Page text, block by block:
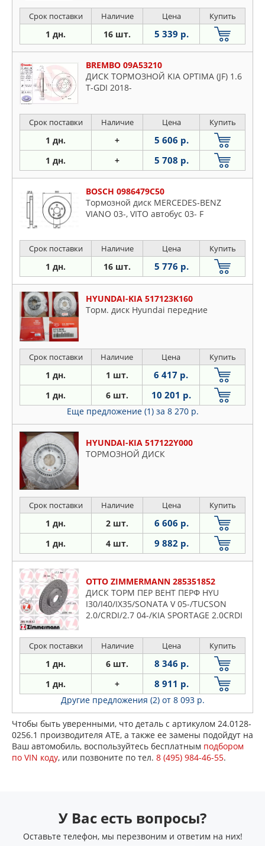
Срок поставки Наличие Цена Купить
1 дн. 16 шт. 5 339 р.
BREMBO 09A53210
ДИСК ТОРМОЗНОЙ KIA OPTIMA (JF) 1.6
T-GDI 2018-
Срок поставки Наличие Цена Купить
1 дн. + 5 606 р.
1 дн. + 5 708 р.
BOSCH 0986479C50
Тормозной диск MERCEDES-BENZ
VIANO 03-, VITO автобус 03- F
Срок поставки Наличие Цена Купить
1 дн. 16 шт. 5 776 р.
HYUNDAI-KIA 517123K160
Торм. диск Hyundai передние
Срок поставки Наличие Цена Купить
1 дн. 1 шт. 6 417 р.
1 дн. 6 шт. 10 201 р.
Еще предложение (1) за 8 270 р.
HYUNDAI-KIA 517122Y000
ТОРМОЗНОЙ ДИСК
Срок поставки Наличие Цена Купить
1 дн. 2 шт. 6 606 р.
1 дн. 4 шт. 9 882 р.
OTTO ZIMMERMANN 285351852
ДИСК ТОРМ ПЕР ВЕНТ ПЕРФ HYU
I30/I40/IX35/SONATA V 05-/TUCSON
2.0/CRDI/2.7 04-/KIA SPORTAGE 2.0CRDI
Срок поставки Наличие Цена Купить
1 дн. 6 шт. 8 346 р.
1 дн. + 8 911 р.
Другие предложения (2) от 8 093 р.
Чтобы быть уверенными, что деталь с артикулом 24.0128-
0256.1 производителя ATE, а также ее замены подойдут на
Ваш автомобиль, воспользуйтесь бесплатным подбором
по VIN коду, или позвоните по тел. 8 (495) 984-46-55.
У Вас есть вопросы?
Оставьте телефон, мы перезвоним и ответим на них!